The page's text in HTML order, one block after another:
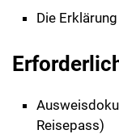
Die
Reisepass)